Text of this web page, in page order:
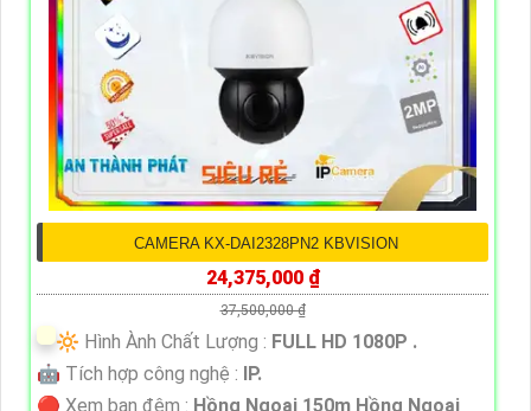
CAMERA KX-DAI2328PN2 KBVISION
24,375,000 ₫
37,500,000 ₫
🔆 Hình Ành Chất Lượng : FULL HD 1080P .
🤖️ Tích hợp công nghệ :
IP.
🔴 Xem ban đêm : Hồng Ngoại 150m Hồng Ngoại